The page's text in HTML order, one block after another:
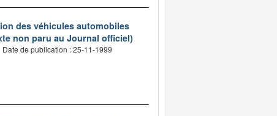
des véhicules automobiles
non paru au Journal officiel)
Date de publication : 25-11-1999